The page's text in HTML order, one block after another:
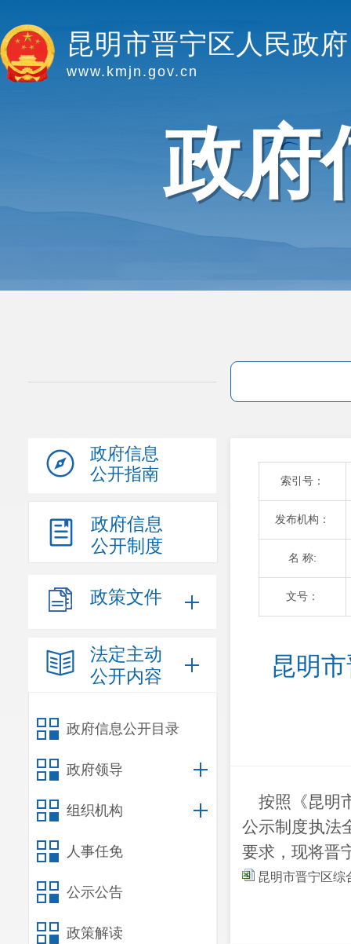
昆明市晋宁区人民政府
www.kmjn.gov.cn
政府
政府信息
公开指南
政府信息
公开制度
政策文件
法定主动
公开内容
政府信息公开目录
政府领导
组织机构
人事任免
公示公告
政策解读
索引号：
发布机构：
名 称:
文号：
昆明
按照《昆明
公示制度执法
要求，现将晋
昆明市晋宁区综